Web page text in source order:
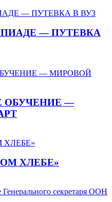
— ПУТЕВКА
ОБУЧЕНИЕ —
ХЛЕБЕ»